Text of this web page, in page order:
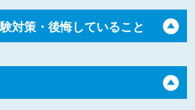
対策・後悔していること